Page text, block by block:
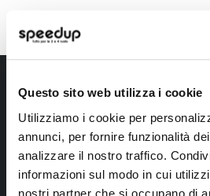
Questo sito web utilizza i cookie
Utilizziamo i cookie per
annunci, per fornire funzionalità
analizzare il nostro traffico.
informazioni sul modo in cui
nostri partner che si occupano di
Iscriviti alla
Ricevi subito uno sconto del 10% per